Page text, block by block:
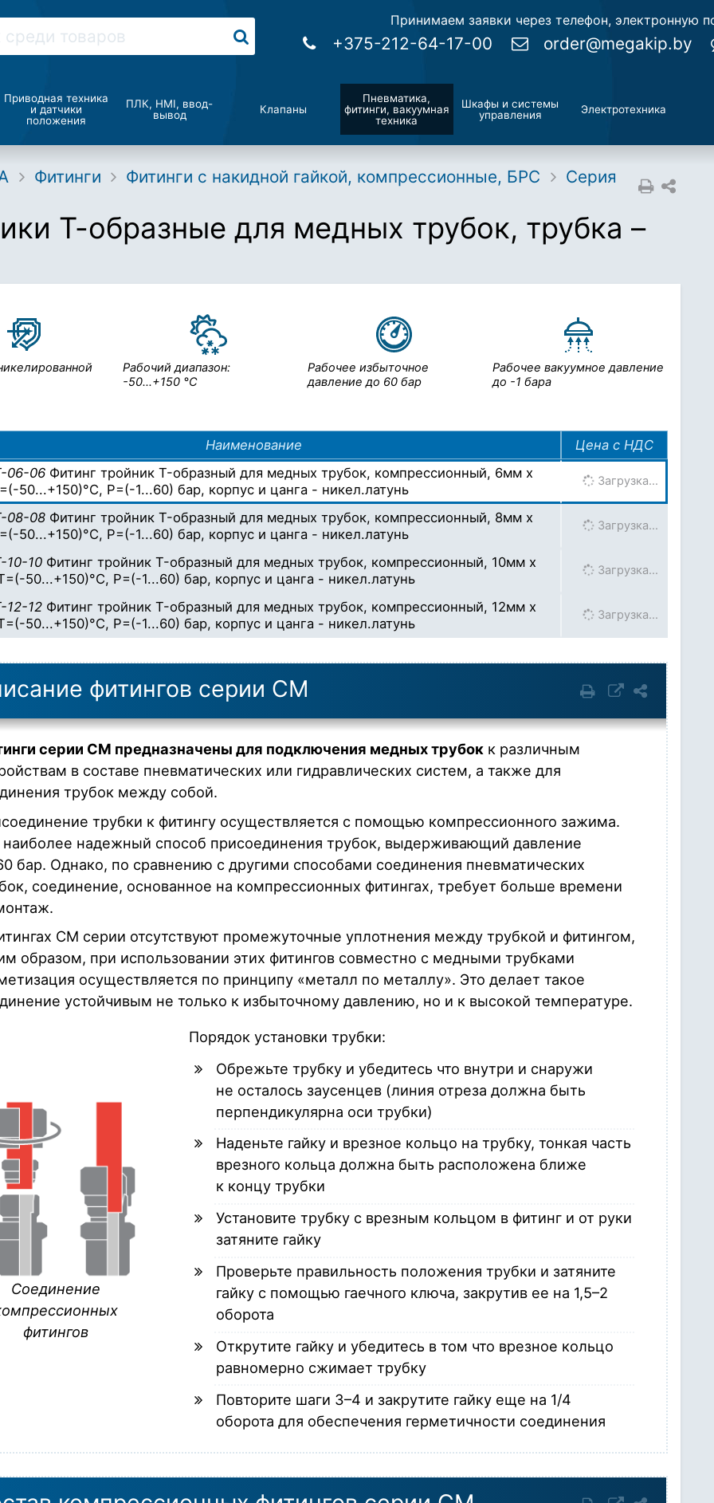
Принимаем заявки через телефон, электронную
+375-212-64-17-00 order@megakip.by
Приводная техника
и датчики
положения
ПЛК, HMI, ввод-
вывод
Клапаны
Пневматика,
фитинги, вакуумная
техника
Шкафы и системы
управления
Электротехника
Фитинги Фитинги с накидной гайкой, компрессионные, БРС Серия
Т-образные для медных трубок, трубка –
Рабочий диапазон:
-50…+150 °С
Рабочее избыточное
давление до 60 бар
Рабочее вакуумное давление
до -1 бара
Наименование
Цена с НДС
06-06 Фитинг тройник T-образный для медных трубок, компрессионный, 6мм x
50...+150)°C, P=(-1...60) бар, корпус и цанга - никел.латунь
Загрузка…
08-08 Фитинг тройник T-образный для медных трубок, компрессионный, 8мм x
50...+150)°C, P=(-1...60) бар, корпус и цанга - никел.латунь
Загрузка…
10-10 Фитинг тройник T-образный для медных трубок, компрессионный, 10мм x
50...+150)°C, P=(-1...60) бар, корпус и цанга - никел.латунь
Загрузка…
12-12 Фитинг тройник T-образный для медных трубок, компрессионный, 12мм x
50...+150)°C, P=(-1...60) бар, корпус и цанга - никел.латунь
Загрузка…
фитингов серии CM
серии CM предназначены для подключения медных трубокк различным
в составе пневматических или гидравлических систем, а также для
трубок между собой.
трубки к фитингу осуществляется с помощью компрессионного зажима.
наиболее надежный способ присоединения трубок, выдерживающий давление
бар. Однако, по сравнению с другими способами соединения пневматических
соединение, основанное на компрессионных фитингах, требует больше времени
CM серии отсутствуют промежуточные уплотнения между трубкой и фитингом,
образом, при использовании этих фитингов совместно с медными трубками
осуществляется по принципу «металл по металлу». Это делает такое
устойчивым не только к избыточному давлению, но и к высокой температуре.
Соединение
фитингов
Порядок установки трубки:
Обрежьте трубку и убедитесь что внутри и снаружи
не осталось заусенцев (линия отреза должна быть
перпендикулярна оси трубки)
Наденьте гайку и врезное кольцо на трубку, тонкая часть
врезного кольца должна быть расположена ближе
к концу трубки
Установите трубку с врезным кольцом в фитинг и от руки
затяните гайку
Проверьте правильность положения трубки и затяните
гайку с помощью гаечного ключа, закрутив ее на 1,5–2
оборота
Открутите гайку и убедитесь в том что врезное кольцо
равномерно сжимает трубку
Повторите шаги 3–4 и закрутите гайку еще на 1/4
оборота для обеспечения герметичности соединения